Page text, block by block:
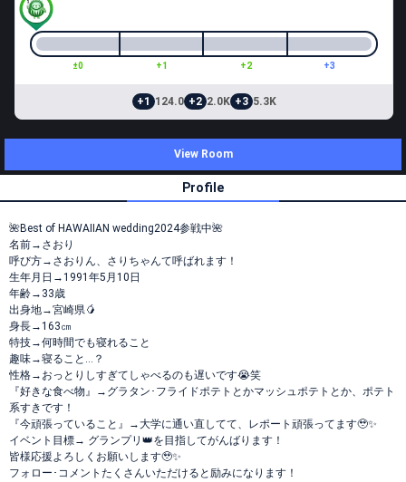
±0 +1 +2 +3
+1 124.0 +2 2.0K +3 5.3K
View Room
Profile
🌺Best of HAWAIIAN wedding2024参戦中🌺
名前→さおり
呼び方→さおりん、さりちゃんて呼ばれます！
生年月日→1991年5月10日
年齢→33歳
出身地→宮崎県🥭
身長→163㎝
特技→何時間でも寝れること
趣味→寝ること…？
性格→おっとりしすぎてしゃべるのも遅いです😭笑
『好きな食べ物』→グラタン･フライドポテトとかマッシュポテトとか、ポテト
系すきです！
『今頑張っていること』→大学に通い直してて、レポート頑張ってます🥹✨
イベント目標→ グランプリ👑を目指してがんばります！
皆様応援よろしくお願いします🥹✨
フォロー･コメントたくさんいただけると励みになります！